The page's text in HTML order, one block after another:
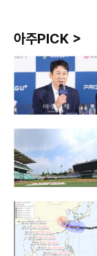
아주PICK >